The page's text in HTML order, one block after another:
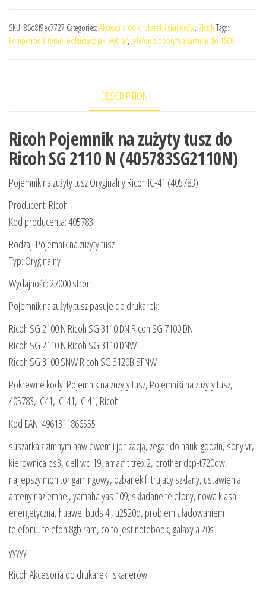
SKU: 86d8f9ec7727 Categories: Akcesoria do drukarek i skanerów, Ricoh Tags:
komputronik toruń, odkurzacz jaki wybrać, telefon z dobrym aparatem do 1500
DESCRIPTION
Ricoh Pojemnik na zużyty tusz do
Ricoh SG 2110 N (405783SG2110N)
Pojemnik na zużyty tusz Oryginalny Ricoh IC-41 (405783)
Producent: Ricoh
Kod producenta: 405783
Rodzaj: Pojemnik na zużyty tusz
Typ: Oryginalny
Wydajność: 27000 stron
Pojemnik na zużyty tusz pasuje do drukarek:
Ricoh SG 2100 N Ricoh SG 3110 DN Ricoh SG 7100 DN
Ricoh SG 2110 N Ricoh SG 3110 DNW
Ricoh SG 3100 SNW Ricoh SG 3120B SFNW
Pokrewne kody: Pojemnik na zuzyty tusz, Pojemniki na zuzyty tusz,
405783, IC41, IC-41, IC 41, Ricoh
Kod EAN: 4961311866555
suszarka z zimnym nawiewem i jonizacją, zegar do nauki godzin, sony vr,
kierownica ps3, dell wd 19, amazfit trex 2, brother dcp-t720dw,
najlepszy monitor gamingowy, dzbanek filtrujacy szklany, ustawienia
anteny naziemnej, yamaha yas 109, składane telefony, nowa klasa
energetyczna, huawei buds 4i, u2520d, problem z ładowaniem
telefonu, telefon 8gb ram, co to jest notebook, galaxy a 20s
yyyyy
Ricoh Akcesoria do drukarek i skanerów